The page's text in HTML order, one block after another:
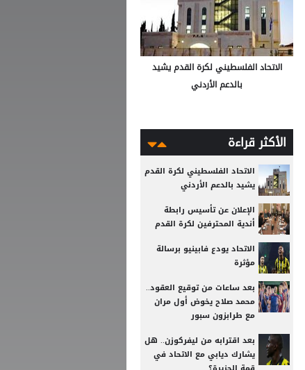
الاتحاد الفلسطيني لكرة القدم يشيد
بالدعم الأردني
الأكثر قراءة
الاتحاد الفلسطيني لكرة القدم
يشيد بالدعم الأردني
الإعلان عن تأسيس رابطة
أندية المحترفين لكرة القدم
الاتحاد يودع فابينيو برسالة
مؤثرة
بعد ساعات من توقيع العقود..
محمد صلاح يخوض أول مران
مع طرابزون سبور
بعد اقترابه من ليفركوزن.. هل
يشارك ديابي مع الاتحاد في